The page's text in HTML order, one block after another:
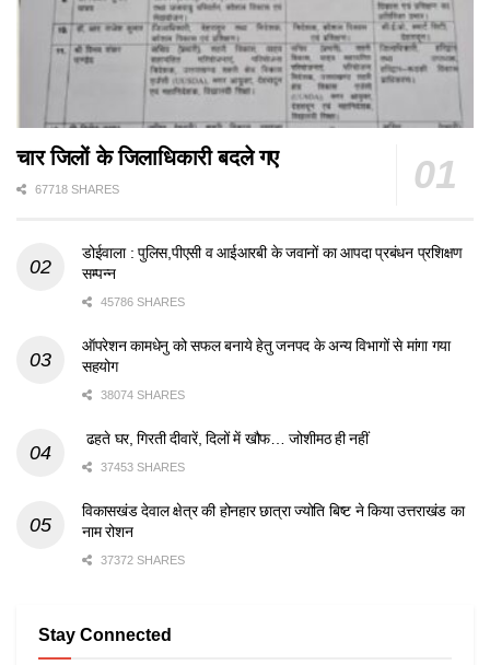
चार जिलों के जिलाधिकारी बदले गए
67718 SHARES
डोईवाला : पुलिस,पीएसी व आईआरबी के जवानों का आपदा प्रबंधन प्रशिक्षण
सम्पन्न
45786 SHARES
ऑपरेशन कामधेनु को सफल बनाये हेतु जनपद के अन्य विभागों से मांगा गया
सहयोग
38074 SHARES
ढहते घर, गिरती दीवारें, दिलों में खौफ… जोशीमठ ही नहीं
37453 SHARES
विकासखंड देवाल क्षेत्र की होनहार छात्रा ज्योति बिष्ट ने किया उत्तराखंड का
नाम रोशन
37372 SHARES
Stay Connected